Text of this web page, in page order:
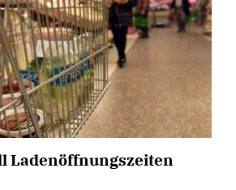
Ladenöffnungszeiten